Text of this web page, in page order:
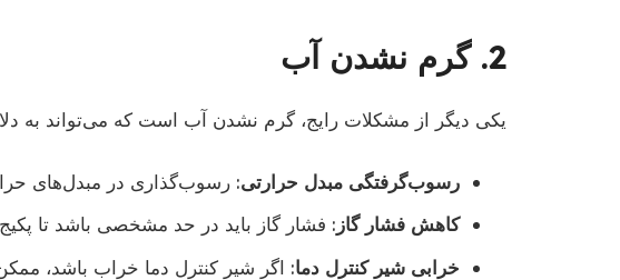
2. گرم نشدن آب
یکی دیگر از مشکلات رایج، گرم نشدن آب است که می‌تواند به
رسوب‌گرفتگی مبدل حرارتی: رسوب‌گذاری در مبدل‌های
کاهش فشار گاز : فشار گاز باید در حد مشخصی باشد تا پکیج
خرابی شیر کنترل دما: اگر شیر کنترل دما خراب باشد،